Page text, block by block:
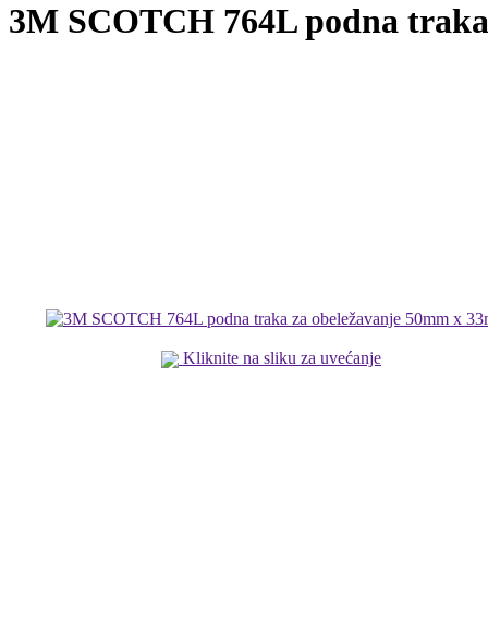
3M SCOTCH 764L podna
Kliknite na sliku za uvećanje